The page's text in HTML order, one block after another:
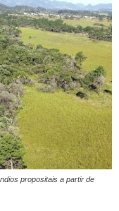
propositais a partir de